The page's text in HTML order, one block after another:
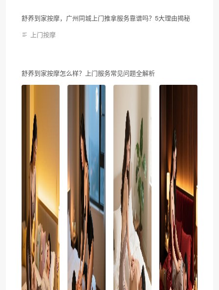
舒养到家按摩，广州同城上门推拿服务靠谱吗？5大理由揭秘
上门按摩
舒养到家按摩怎么样？上门服务常见问题全解析